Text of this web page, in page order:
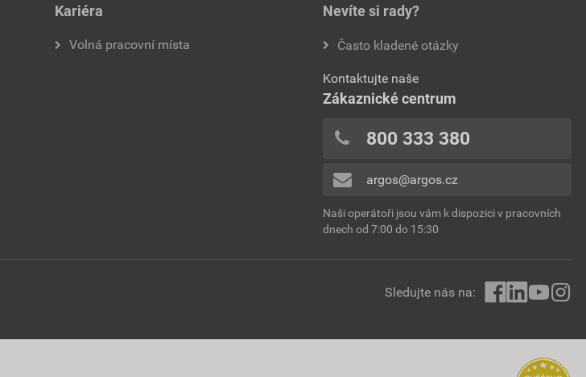
Kariéra
Volná pracovní místa
Nevíte si rady?
Často kladené otázky
Kontaktujte naše
Zákaznické centrum
800 333 380
argos@argos.cz
Naši operátoři jsou vám k dispozici v pracovních
dnech od 7:00 do 15:30
Sledujte nás na: